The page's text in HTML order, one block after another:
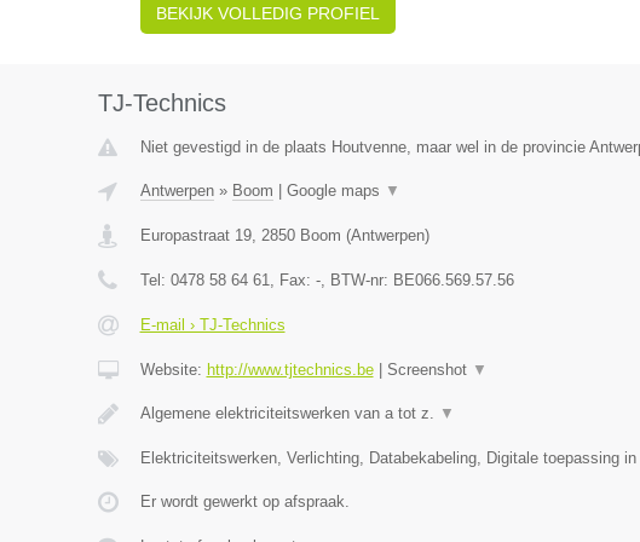
BEKIJK VOLLEDIG PROFIEL
TJ-Technics
Niet gevestigd in de plaats Houtvenne, maar wel in de provincie
Antwerpen» Boom Google maps ▼
Europastraat 19, 2850 Boom (Antwerpen)
Tel: 0478 58 64 61, Fax: -, BTW-nr: BE066.569.57.56
E-mail › TJ-Technics
Website: http://www.tjtechnics.be| Screenshot ▼
Algemene elektriciteitswerken van a tot z. ▼
Elektriciteitswerken, Verlichting, Databekabeling, Digitale toepassing in
Er wordt gewerkt op afspraak.